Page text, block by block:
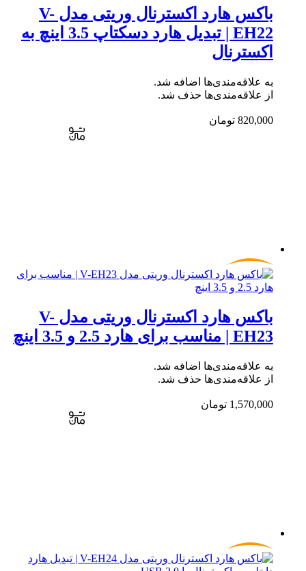
باکس هارد اکسترنال وریتی مدل V-
EH22 | تبدیل هارد دسکتاپ 3.5 اینچ به
اکسترنال
به علاقه‌مندی‌ها اضافه شد.
از علاقه‌مندی‌ها حذف شد.
820,000 تومان
باکس هارد اکسترنال وریتی مدل V-
EH23 | مناسب برای هارد 2.5 و 3.5 اینچ
به علاقه‌مندی‌ها اضافه شد.
از علاقه‌مندی‌ها حذف شد.
1,570,000 تومان